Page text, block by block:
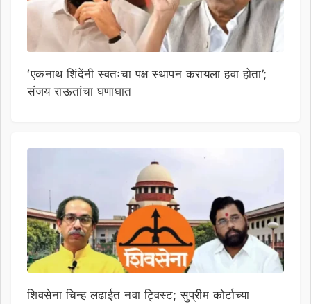
‘एकनाथ शिंदेंनी स्वतःचा पक्ष स्थापन करायला हवा होता’;
संजय राऊतांचा घणाघात
शिवसेना चिन्ह लढाईत नवा ट्विस्ट; सुप्रीम कोर्टाच्या